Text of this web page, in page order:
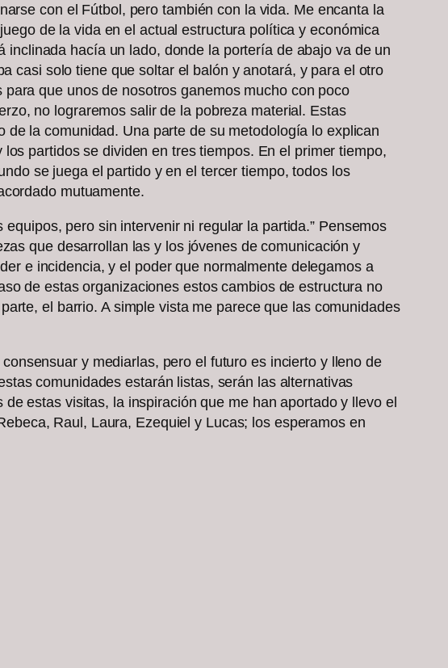
con el Fútbol, pero también con la vida. Me encanta la
de la vida en el actual estructura política y económica
hacía un lado, donde la portería de abajo va de un
casi solo tiene que soltar el balón y anotará, y para el otro
que unos de nosotros ganemos mucho con poco
no lograremos salir de la pobreza material. Estas
la comunidad. Una parte de su metodología lo explican
partidos se dividen en tres tiempos. En el primer tiempo,
se juega el partido y en el tercer tiempo, todos los
mutuamente.
pero sin intervenir ni regular la partida.” Pensemos
que desarrollan las y los jóvenes de comunicación y
e incidencia, y el poder que normalmente delegamos a
de estas organizaciones estos cambios de estructura no
el barrio. A simple vista me parece que las comunidades
y mediarlas, pero el futuro es incierto y lleno de
comunidades estarán listas, serán las alternativas
estas visitas, la inspiración que me han aportado y llevo el
Raul, Laura, Ezequiel y Lucas; los esperamos en